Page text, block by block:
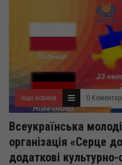
Інші новини 0
Всеукраїнська
організація «Серце
додаткові культурно-